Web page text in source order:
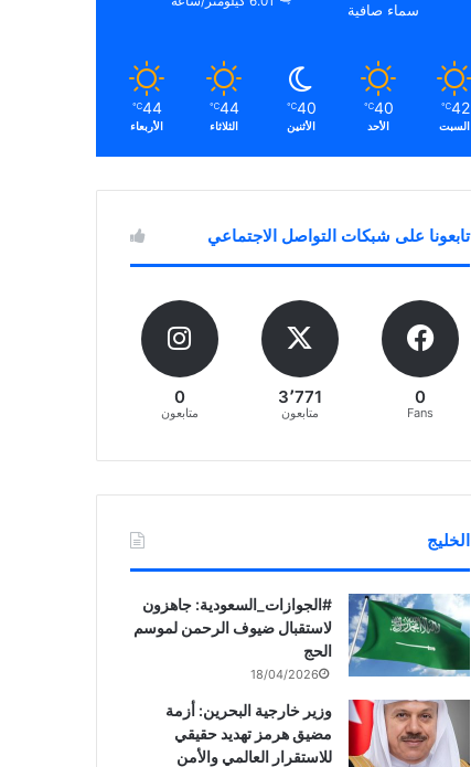
سماء صافية
42
℃
السبت
40
℃
الأحد
40
℃
الأثنين
44
℃
الثلاثاء
44
℃
الأربعاء
تابعونا على شبكات التواصل الاجتماعي
0
Fans
3٬771
متابعون
0
متابعون
الخليج
‏‎#الجوازات_السعودية: جاهزون
لاستقبال ضيوف الرحمن لموسم
الحج
18/04/2026
وزير خارجية البحرين: أزمة
مضيق هرمز تهديد حقيقي
للاستقرار العالمي والأمن